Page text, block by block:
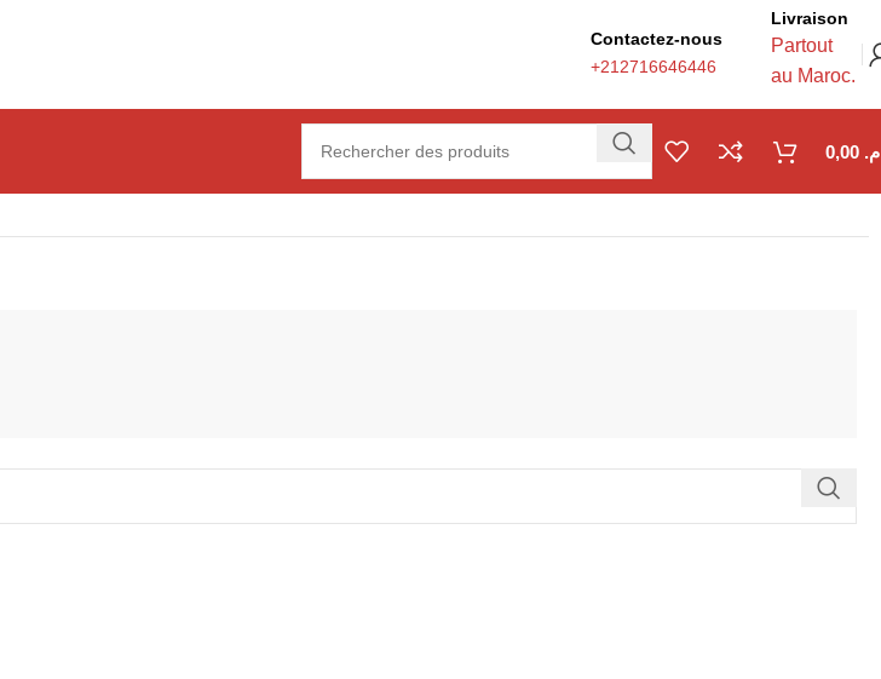
Contactez-nous
+212716646446
Livraison
Partout
au Maroc.